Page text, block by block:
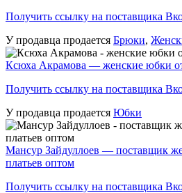
Получить ссылку на поставщика
У продавца продается Брюки,
Ксюха Акрамова — женские юбки
Получить ссылку на поставщика
У продавца продается Юбки
Мансур Зайдуллоев — поставщик
платьев оптом
Получить ссылку на поставщика